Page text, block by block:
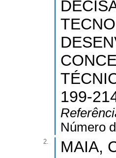
199-
Número
2.
MAIA,